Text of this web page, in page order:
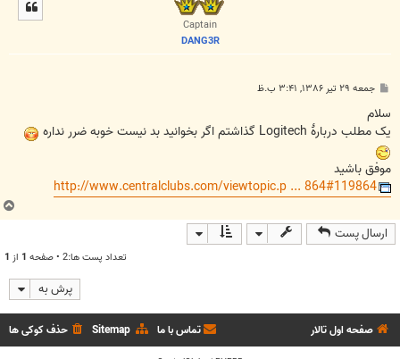
Captain
DANG3R
ت
جمعه ۲۹ تیر ۱۳۸۶, ۳:۴۱ ب.ظ
سلام
یک مطلب دربارۀ Logitech گذاشتم اگر بخوانید بد نیست خوبه ضرر نداره
موفق باشید
http://www.centralclubs.com/viewtopic.p ... 864#119864
ارسال پست
تعداد پست ها:2 • صفحه 1 از 1
پرش به
صفحه اول تالار حذف کوکی ها Sitemap تماس با ما